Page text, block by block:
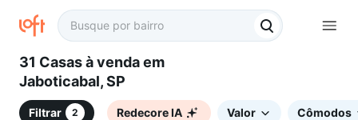
31 Casas à venda em
Jaboticabal, SP
Filtrar 2 Redecore IA Valor Cômodos